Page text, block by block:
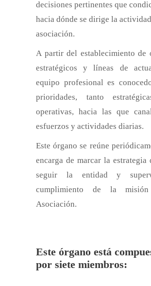
decisiones pertinentes que
hacia dónde se dirige la
asociación.
A partir del establecimiento de
estratégicos y líneas de
equipo profesional es
prioridades, tanto
operativas, hacia las que
esfuerzos y actividades diarias.
Este órgano se reúne
encarga de marcar la estrategia
seguir la entidad y
cumplimiento de la
Asociación.
Este órgano está
por siete miembros: